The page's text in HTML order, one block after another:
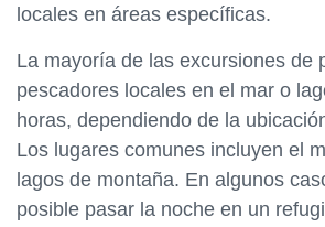
locales en áreas específicas.
La mayoría de las excursiones de
pescadores locales en el mar o
horas, dependiendo de la
Los lugares comunes incluyen el
lagos de montaña. En algunos
posible pasar la noche en un